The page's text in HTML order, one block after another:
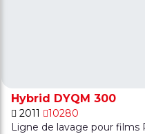
Hybrid DYQM 300
2011
10280
Ligne de lavage pour films